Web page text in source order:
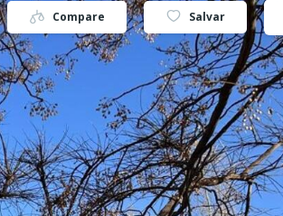
Compare Salvar